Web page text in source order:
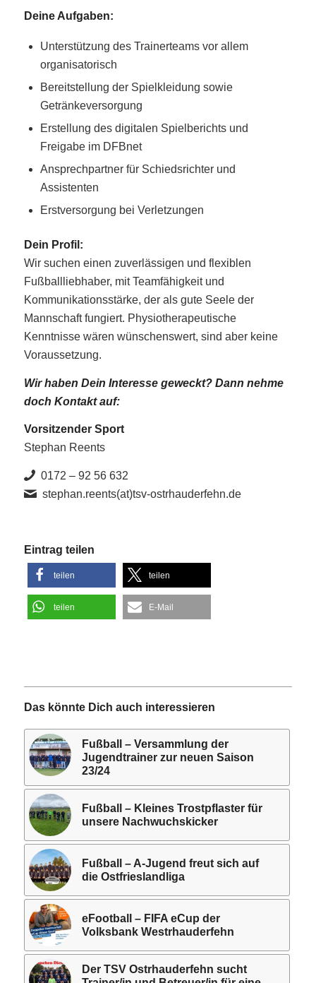
Deine Aufgaben:
Unterstützung des Trainerteams vor allem
organisatorisch
Bereitstellung der Spielkleidung sowie
Getränkeversorgung
Erstellung des digitalen Spielberichts und
Freigabe im DFBnet
Ansprechpartner für Schiedsrichter und
Assistenten
Erstversorgung bei Verletzungen
Dein Profil:
Wir suchen einen zuverlässigen und flexiblen
Fußballliebhaber, mit Teamfähigkeit und
Kommunikationsstärke, der als gute Seele der
Mannschaft fungiert. Physiotherapeutische
Kenntnisse wären wünschenswert, sind aber keine
Voraussetzung.
Wir haben Dein Interesse geweckt? Dann nehme
doch Kontakt auf:
Vorsitzender Sport
Stephan Reents
0172 – 92 56 632
stephan.reents(at)tsv-ostrhauderfehn.de
Eintrag teilen
teilen teilen
teilen E-Mail
Das könnte Dich auch interessieren
Fußball – Versammlung der
Jugendtrainer zur neuen Saison
23/24
Fußball – Kleines Trostpflaster für
unsere Nachwuchskicker
Fußball – A-Jugend freut sich auf
die Ostfrieslandliga
eFootball – FIFA eCup der
Volksbank Westrhauderfehn
Der TSV Ostrhauderfehn sucht